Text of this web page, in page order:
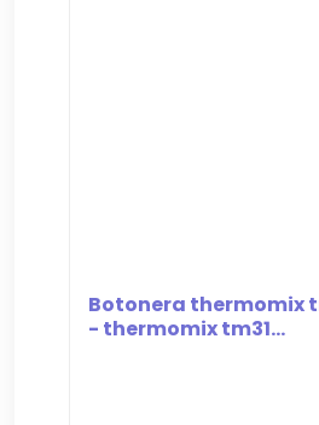
Botonera thermomix
- thermomix tm31...